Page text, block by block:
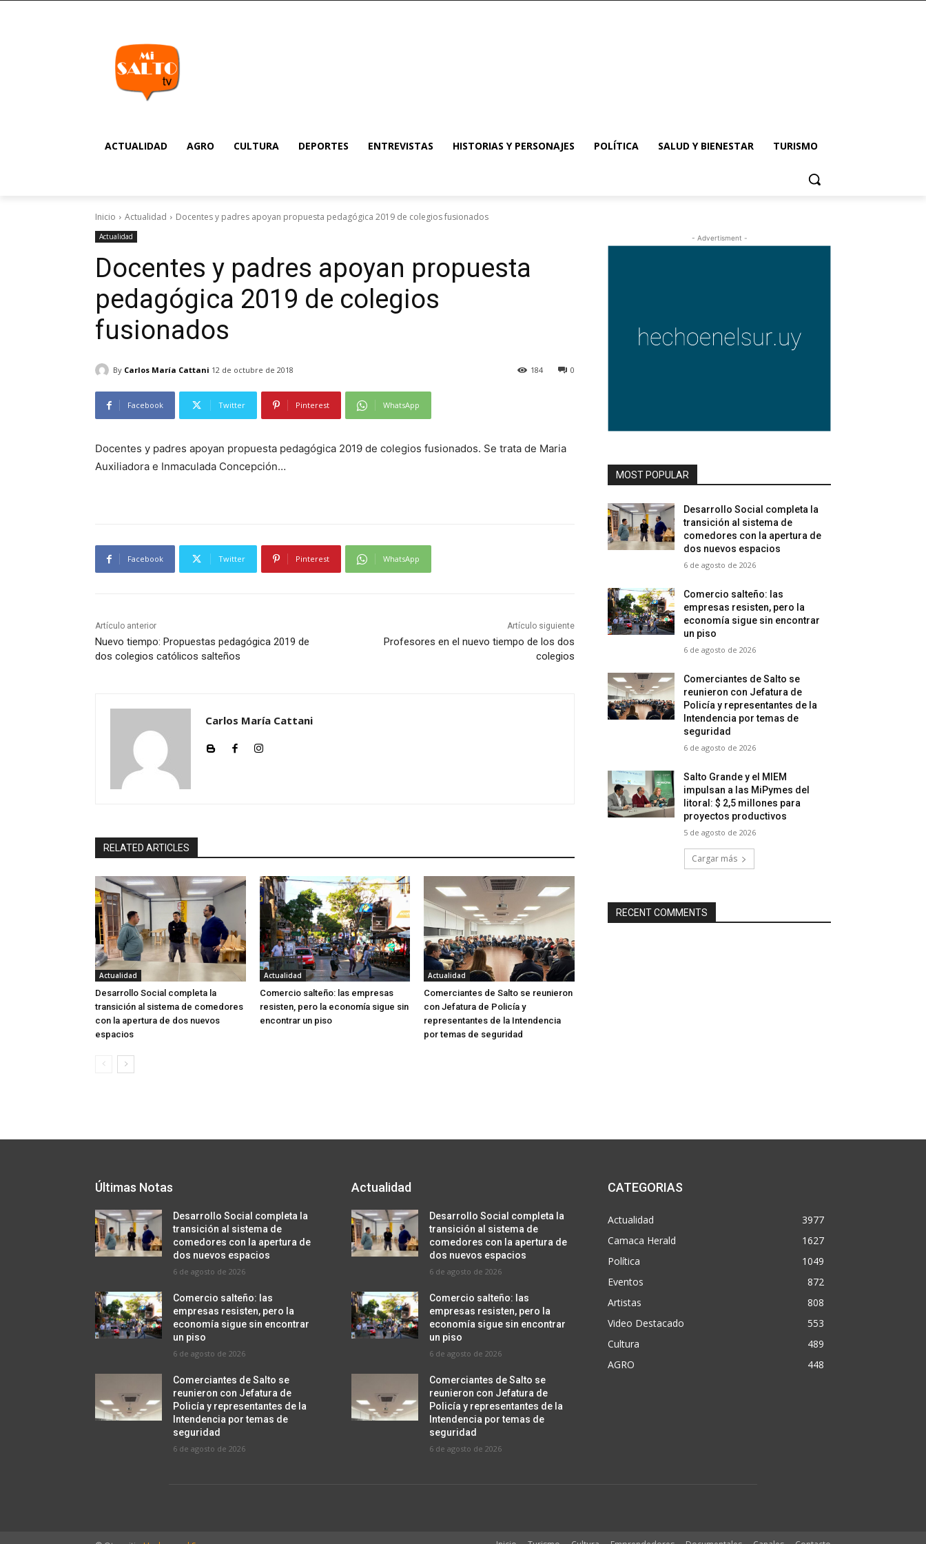
ACTUALIDAD AGRO CULTURA DEPORTES ENTREVISTAS HISTORIAS Y PERSONAJES POLÍTICA SALUD Y BIENESTAR TURISMO
Inicio Actualidad Docentes y padres apoyan propuesta pedagógica 2019 de colegios fusionados
Actualidad
Docentes y padres apoyan propuesta
pedagógica 2019 de colegios
fusionados
By Carlos María Cattani 12 de octubre de 2018 0
184
Facebook Twitter Pinterest WhatsApp
Docentes y padres apoyan propuesta pedagógica 2019 de colegios fusionados. Se trata de Maria
Auxiliadora e Inmaculada Concepción…
Facebook Twitter Pinterest WhatsApp
Artículo anterior
Nuevo tiempo: Propuestas pedagógica 2019 de
dos colegios católicos salteños
Artículo siguiente
Profesores en el nuevo tiempo de los dos
colegios
Carlos María Cattani
RELATED ARTICLES
Actualidad
Desarrollo Social completa la
transición al sistema de comedores
con la apertura de dos nuevos
espacios
Actualidad
Comercio salteño: las empresas
resisten, pero la economía sigue sin
encontrar un piso
Actualidad
Comerciantes de Salto se reunieron
con Jefatura de Policía y
representantes de la Intendencia
por temas de seguridad
- Advertisment -
MOST POPULAR
Desarrollo Social completa la
transición al sistema de
comedores con la apertura de
dos nuevos espacios
6 de agosto de 2026
Comercio salteño: las
empresas resisten, pero la
economía sigue sin encontrar
un piso
6 de agosto de 2026
Comerciantes de Salto se
reunieron con Jefatura de
Policía y representantes de la
Intendencia por temas de
seguridad
6 de agosto de 2026
Salto Grande y el MIEM
impulsan a las MiPymes del
litoral: $ 2,5 millones para
proyectos productivos
5 de agosto de 2026
Cargar más
RECENT COMMENTS
Últimas Notas
Desarrollo Social completa la
transición al sistema de
comedores con la apertura de
dos nuevos espacios
6 de agosto de 2026
Comercio salteño: las
empresas resisten, pero la
economía sigue sin encontrar
un piso
6 de agosto de 2026
Comerciantes de Salto se
reunieron con Jefatura de
Policía y representantes de la
Intendencia por temas de
seguridad
6 de agosto de 2026
Actualidad
Desarrollo Social completa la
transición al sistema de
comedores con la apertura de
dos nuevos espacios
6 de agosto de 2026
Comercio salteño: las
empresas resisten, pero la
economía sigue sin encontrar
un piso
6 de agosto de 2026
Comerciantes de Salto se
reunieron con Jefatura de
Policía y representantes de la
Intendencia por temas de
seguridad
6 de agosto de 2026
CATEGORIAS
Actualidad
3977
Camaca Herald
1627
Política
1049
Eventos
872
Artistas
808
Video Destacado
553
Cultura
489
AGRO
448